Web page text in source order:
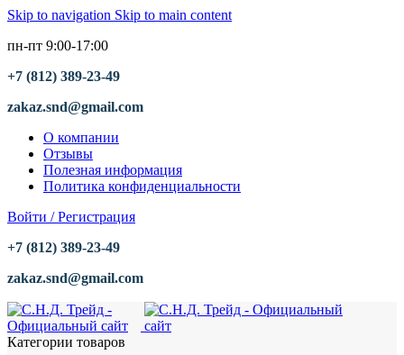
Skip to navigation Skip to main content
пн-пт 9:00-17:00
+7 (812) 389-23-49
zakaz.snd@gmail.com
О компании
Отзывы
Полезная информация
Политика конфиденциальности
Войти / Регистрация
+7 (812) 389-23-49
zakaz.snd@gmail.com
Категории товаров